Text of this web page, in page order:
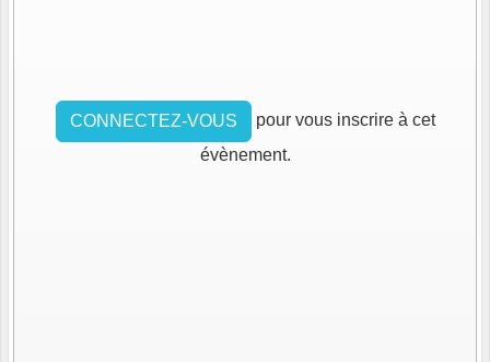
CONNECTEZ-VOUS
pour vous inscrire à cet
évènement.